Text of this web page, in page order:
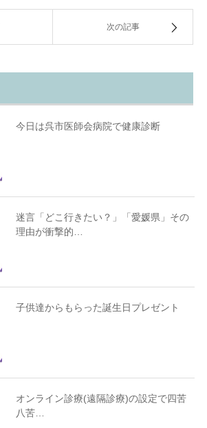
次の記事
今日は呉市医師会病院で健康診断
迷言「どこ行きたい？」「愛媛県」その
理由が衝撃的…
子供達からもらった誕生日プレゼント
オンライン診療(遠隔診療)の設定で四苦
八苦…